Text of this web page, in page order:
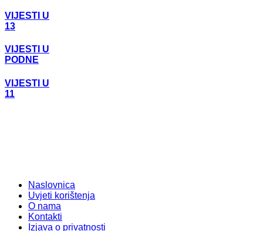
VIJESTI U
13
VIJESTI U
PODNE
VIJESTI U
11
Naslovnica
Uvjeti korištenja
O nama
Kontakti
Izjava o privatnosti